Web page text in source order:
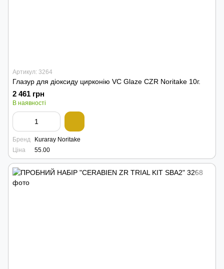
Артикул: 3264
Глазур для діоксиду цирконію VC Glaze CZR Noritake 10г.
2 461 грн
В наявності
Бренд
Kuraray Noritake
Ціна
55.00